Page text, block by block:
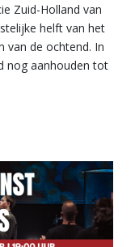
Zuid-Holland van
helft van het
van de ochtend. In
nog aanhouden tot